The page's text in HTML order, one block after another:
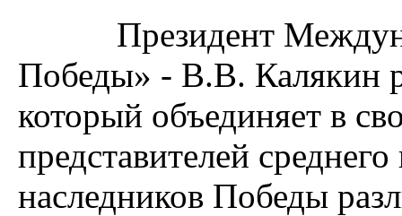
Президент
Победы» - В.В. Калякин
который объединяет в
представителей
наследников Победы